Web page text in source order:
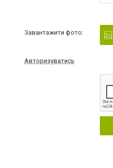
Завантажити фото:
Авторизуватись